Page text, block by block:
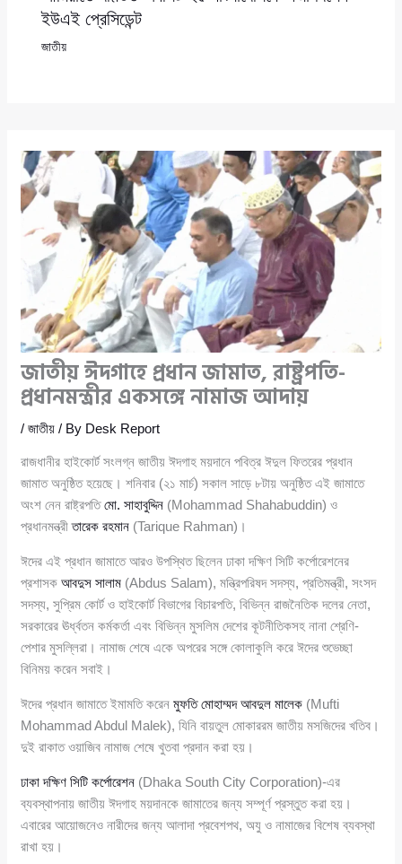
ইউএই প্রেসিডেন্ট
জাতীয়
জাতীয় ঈদগাহে প্রধান জামাত, রাষ্ট্রপতি-
প্রধানমন্ত্রীর একসঙ্গে নামাজ আদায়
/জাতীয় / By Desk Report
রাজধানীর হাইকোর্ট সংলগ্ন জাতীয় ঈদগাহ ময়দানে পবিত্র ঈদুল ফিতরের প্রধান
জামাত অনুষ্ঠিত হয়েছে। শনিবার (২১ মার্চ) সকাল সাড়ে ৮টায় অনুষ্ঠিত এই জামাতে
অংশ নেন রাষ্ট্রপতিমো. সাহাবুদ্দিন (Mohammad Shahabuddin) ও
প্রধানমন্ত্রীতারেক রহমান (Tarique Rahman)।
ঈদের এই প্রধান জামাতে আরও উপস্থিত ছিলেন ঢাকা দক্ষিণ সিটি কর্পোরেশনের
প্রশাসকআবদুস সালাম (Abdus Salam), মন্ত্রিপরিষদ সদস্য, প্রতিমন্ত্রী, সংসদ
সদস্য, সুপ্রিম কোর্ট ও হাইকোর্ট বিভাগের বিচারপতি, বিভিন্ন রাজনৈতিক দলের নেতা,
সরকারের ঊর্ধ্বতন কর্মকর্তা এবং বিভিন্ন মুসলিম দেশের কূটনীতিকসহ নানা শ্রেণি-
পেশার মুসল্লিরা। নামাজ শেষে একে অপরের সঙ্গে কোলাকুলি করে ঈদের শুভেচ্ছা
বিনিময় করেন সবাই।
ঈদের প্রধান জামাতে ইমামতি করেনমুফতি মোহাম্মদ আবদুল মালেক (Mufti
Mohammad Abdul Malek), যিনি বায়তুল মোকাররম জাতীয় মসজিদের খতিব।
দুই রাকাত ওয়াজিব নামাজ শেষে খুতবা প্রদান করা হয়।
ঢাকা দক্ষিণ সিটি কর্পোরেশন (Dhaka South City Corporation)-এর
ব্যবস্থাপনায় জাতীয় ঈদগাহ ময়দানকে জামাতের জন্য সম্পূর্ণ প্রস্তুত করা হয়।
এবারের আয়োজনেও নারীদের জন্য আলাদা প্রবেশপথ, অযু ও নামাজের বিশেষ ব্যবস্থা
রাখা হয়।